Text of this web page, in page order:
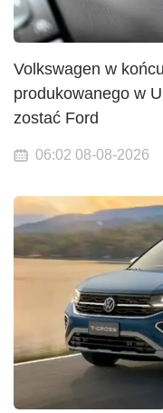
Volkswagen w
produkowanego w
zostać Ford
06:02 08-08-2026